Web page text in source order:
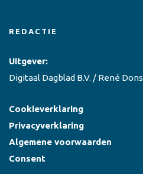
REDACTIE
Uitgever:
Digitaal Dagblad B.V. / René Dons
Cookieverklaring
Privacyverklaring
Algemene voorwaarden
Consent